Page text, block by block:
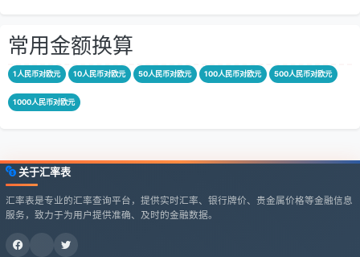
常用金额换算
1人民币对欧元 10人民币对欧元 50人民币对欧元 100人民币对欧元 500人民币对欧元
1000人民币对欧元
关于汇率表
汇率表是专业的汇率查询平台，提供实时汇率、银行牌价、贵金属价格等金融信息
服务，致力于为用户提供准确、及时的金融数据。